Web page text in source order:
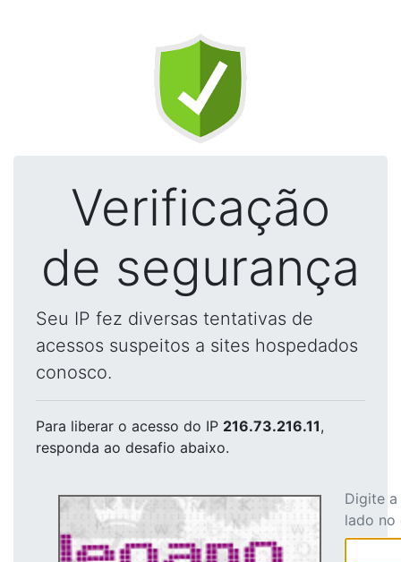
Verificação
de segurança
Seu IP fez diversas tentativas de
acessos suspeitos a sites hospedados
conosco.
Para liberar o acesso do IP 216.73.216.11,
responda ao desafio abaixo.
Digite
lado no